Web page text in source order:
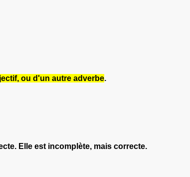
ou d'un autre adverbe.
Elle est incomplète, mais correcte.